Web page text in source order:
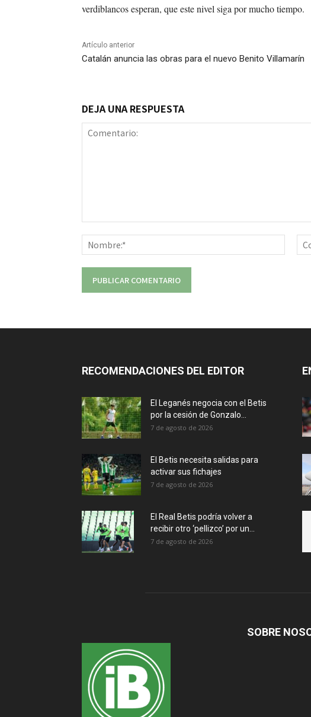
verdiblancos esperan, que este nivel siga por mucho tiempo.
Artículo anterior
Catalán anuncia las obras para el nuevo Benito Villamarín
DEJA UNA RESPUESTA
RECOMENDACIONES DEL EDITOR
El Leganés negocia con el Betis
por la cesión de Gonzalo...
7 de agosto de 2026
El Betis necesita salidas para
activar sus fichajes
7 de agosto de 2026
El Real Betis podría volver a
recibir otro ‘pellizco’ por un...
7 de agosto de 2026
SOBRE